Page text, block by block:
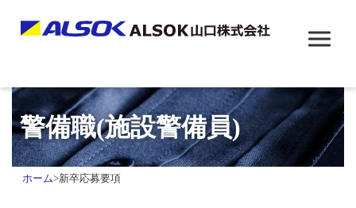
警備職(施設警備員)
ホーム>新卒応募要項